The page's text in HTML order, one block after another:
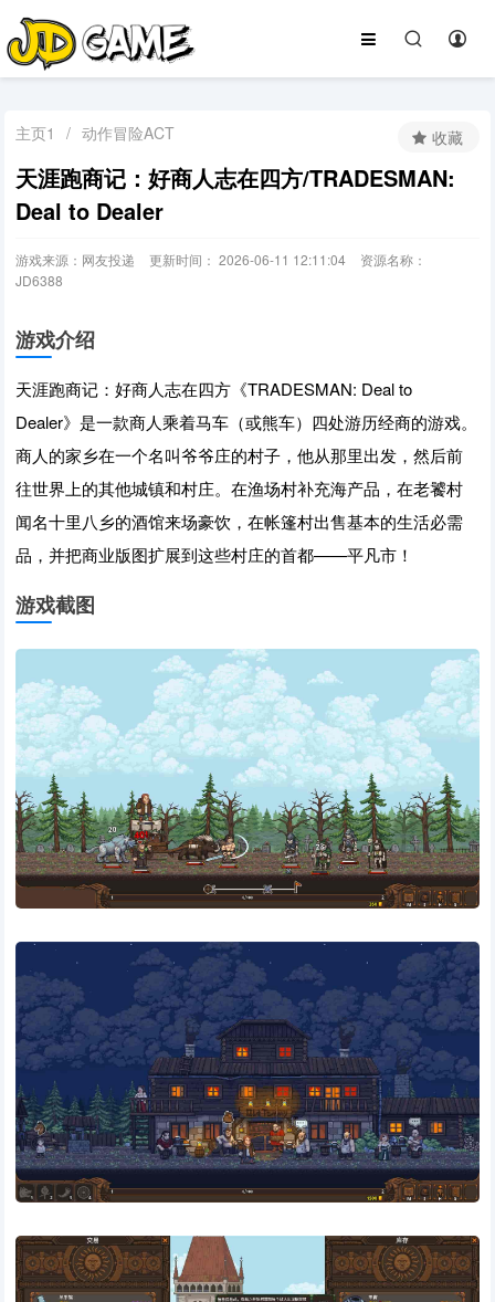
主页1 / 动作冒险ACT
天涯跑商记：好商人志在四方/TRADESMAN:
Deal to Dealer
游戏来源：网友投递 更新时间： 2026-06-11 12:11:04
资源名称：
JD6388
收藏
游戏介绍
天涯跑商记：好商人志在四方《TRADESMAN: Deal to
Dealer》是一款商人乘着马车（或熊车）四处游历经商的游戏。
商人的家乡在一个名叫爷爷庄的村子，他从那里出发，然后前
往世界上的其他城镇和村庄。在渔场村补充海产品，在老饕村
闻名十里八乡的酒馆来场豪饮，在帐篷村出售基本的生活必需
品，并把商业版图扩展到这些村庄的首都——平凡市！
游戏截图